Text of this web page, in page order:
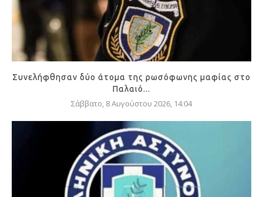
Συνελήφθησαν δύο άτομα της ρωσόφωνης μαφίας στο
Παλαιό...
Σάββατο, 8 Αυγούστου 2026, 14:04